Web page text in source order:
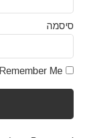
סיסמה
Remember Me